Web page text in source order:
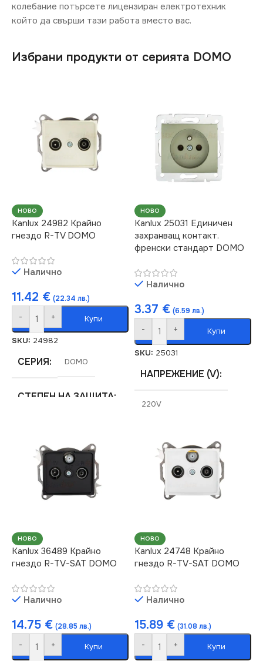
колебание потърсете лицензиран електротехник
който да свърши тази работа вместо вас.
Избрани продукти от серията DOMO
НОВО
Kanlux 24982 Крайно
гнездо R-TV DOMO
Налично
11.42 € (22.34 лв.)
- + Купи
SKU: 24982
СЕРИЯ DOMO
СТЕПЕН НА ЗАЩИТА
ЦВЯТ Перлено Бяло
МАРКА KANLUX
За Радио ,За ТВ Антена
НОВО
Kanlux 25031 Единичен
захранващ контакт.
френски стандарт DOMO
Налично
3.37 € (6.59 лв.)
- + Купи
SKU: 25031
НАПРЕЖЕНИЕ (V)
220V
СЕРИЯ
ЦВЯТ
МАРКА KANLUX
КОНТАКТ
НОВО
Kanlux 36489 Крайно
гнездо R-TV-SAT DOMO
Налично
14.75 € (28.85 лв.)
- + Купи
НОВО
Kanlux 24748 Крайно
гнездо R-TV-SAT DOMO
Налично
15.89 € (31.08 лв.)
- + Купи